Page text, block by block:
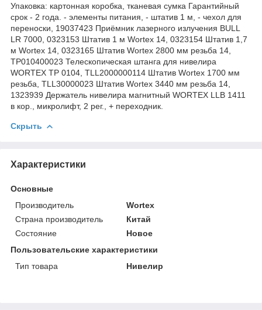
Упаковка: картонная коробка, тканевая сумка Гарантийный
срок - 2 года. - элементы питания, - штатив 1 м, - чехол для
переноски, 19037423 Приёмник лазерного излучения BULL
LR 7000, 0323153 Штатив 1 м Wortex 14, 0323154 Штатив 1,7
м Wortex 14, 0323165 Штатив Wortex 2800 мм резьба 14,
TP010400023 Телескопическая штанга для нивелира
WORTEX TP 0104, TLL2000000114 Штатив Wortex 1700 мм
резьба, TLL30000023 Штатив Wortex 3440 мм резьба 14,
1323939 Держатель нивелира магнитный WORTEX LLB 1411
в кор., микролифт, 2 рег., + переходник.
Скрыть
Характеристики
Основные
Производитель
Wortex
Страна производитель
Китай
Состояние
Новое
Пользовательские характеристики
Тип товара
Нивелир